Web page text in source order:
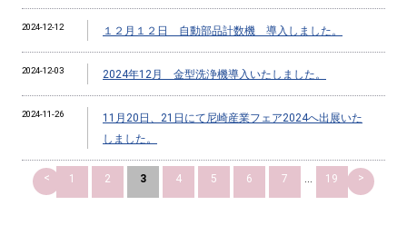
2024-12-12 １２月１２日 自動部品計数機 導入しました。
2024-12-03 2024年12月 金型洗浄機導入いたしました。
2024-11-26
11月20日、21日にて尼崎産業フェア2024へ出展いた
しました。
< 1 2 3 4 5 6 7 19 >